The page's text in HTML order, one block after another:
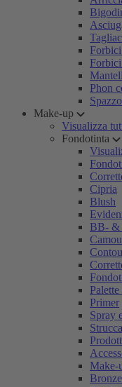
Phon
Make-up
Visualizza
Fondotinta
Cipria
Blush
BB- &
Primer
Spray
Make-